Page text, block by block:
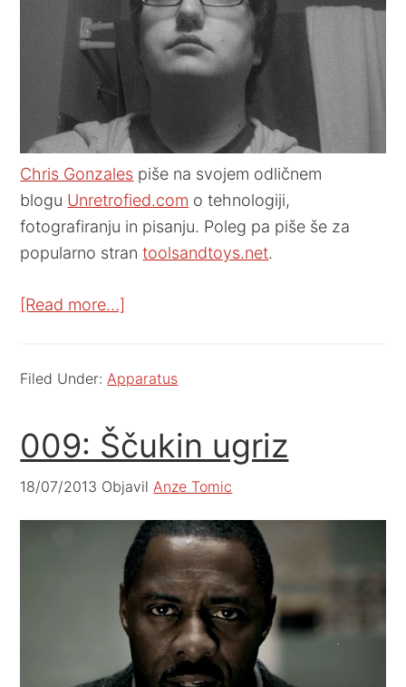
Chris Gonzales piše na svojem odličnem
blogu Unretrofied.com o tehnologiji,
fotografiranju in pisanju. Poleg pa piše še za
popularno strantoolsandtoys.net.
[Read more…]
Filed Under:Apparatus
009: Ščukin ugriz
18/07/2013 ObjavilAnze Tomic